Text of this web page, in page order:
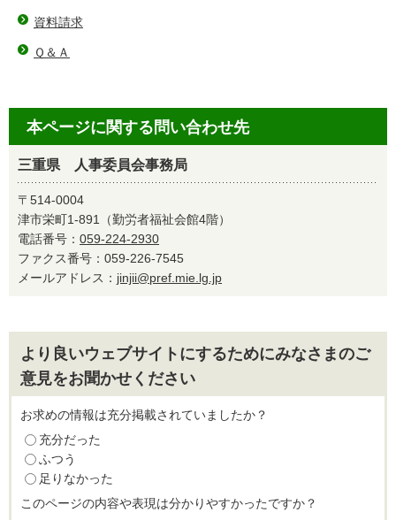
資料請求
Ｑ＆Ａ
本ページに関する問い合わせ先
三重県 人事委員会事務局
〒514-0004
津市栄町1-891（勤労者福祉会館4階）
電話番号： 059-224-2930
ファクス番号：059-226-7545
メールアドレス： jinjii@pref.mie.lg.jp
より良いウェブサイトにするためにみなさまのご
意見をお聞かせください
お求めの情報は充分掲載されていましたか？
充分だった
ふつう
足りなかった
このページの内容や表現は分かりやすかったですか？